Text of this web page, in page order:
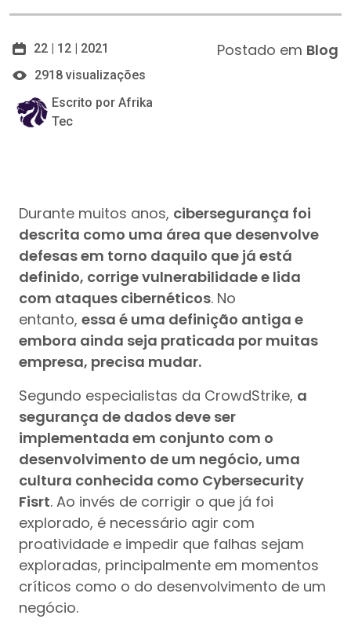
22 | 12 | 2021
2918 visualizações
Escrito por Afrika
Tec
Postado em Blog
Durante muitos anos, cibersegurança foi
descrita como uma área que desenvolve
defesas em torno daquilo que já está
definido, corrige vulnerabilidade e lida
com ataques cibernéticos. No
entanto, essa é uma definição antiga e
embora ainda seja praticada por muitas
empresa, precisa mudar.
Segundo especialistas da CrowdStrike, a
segurança de dados deve ser
implementada em conjunto com o
desenvolvimento de um negócio, uma
cultura conhecida como Cybersecurity
Fisrt. Ao invés de corrigir o que já foi
explorado, é necessário agir com
proatividade e impedir que falhas sejam
exploradas, principalmente em momentos
críticos como o do desenvolvimento de um
negócio.